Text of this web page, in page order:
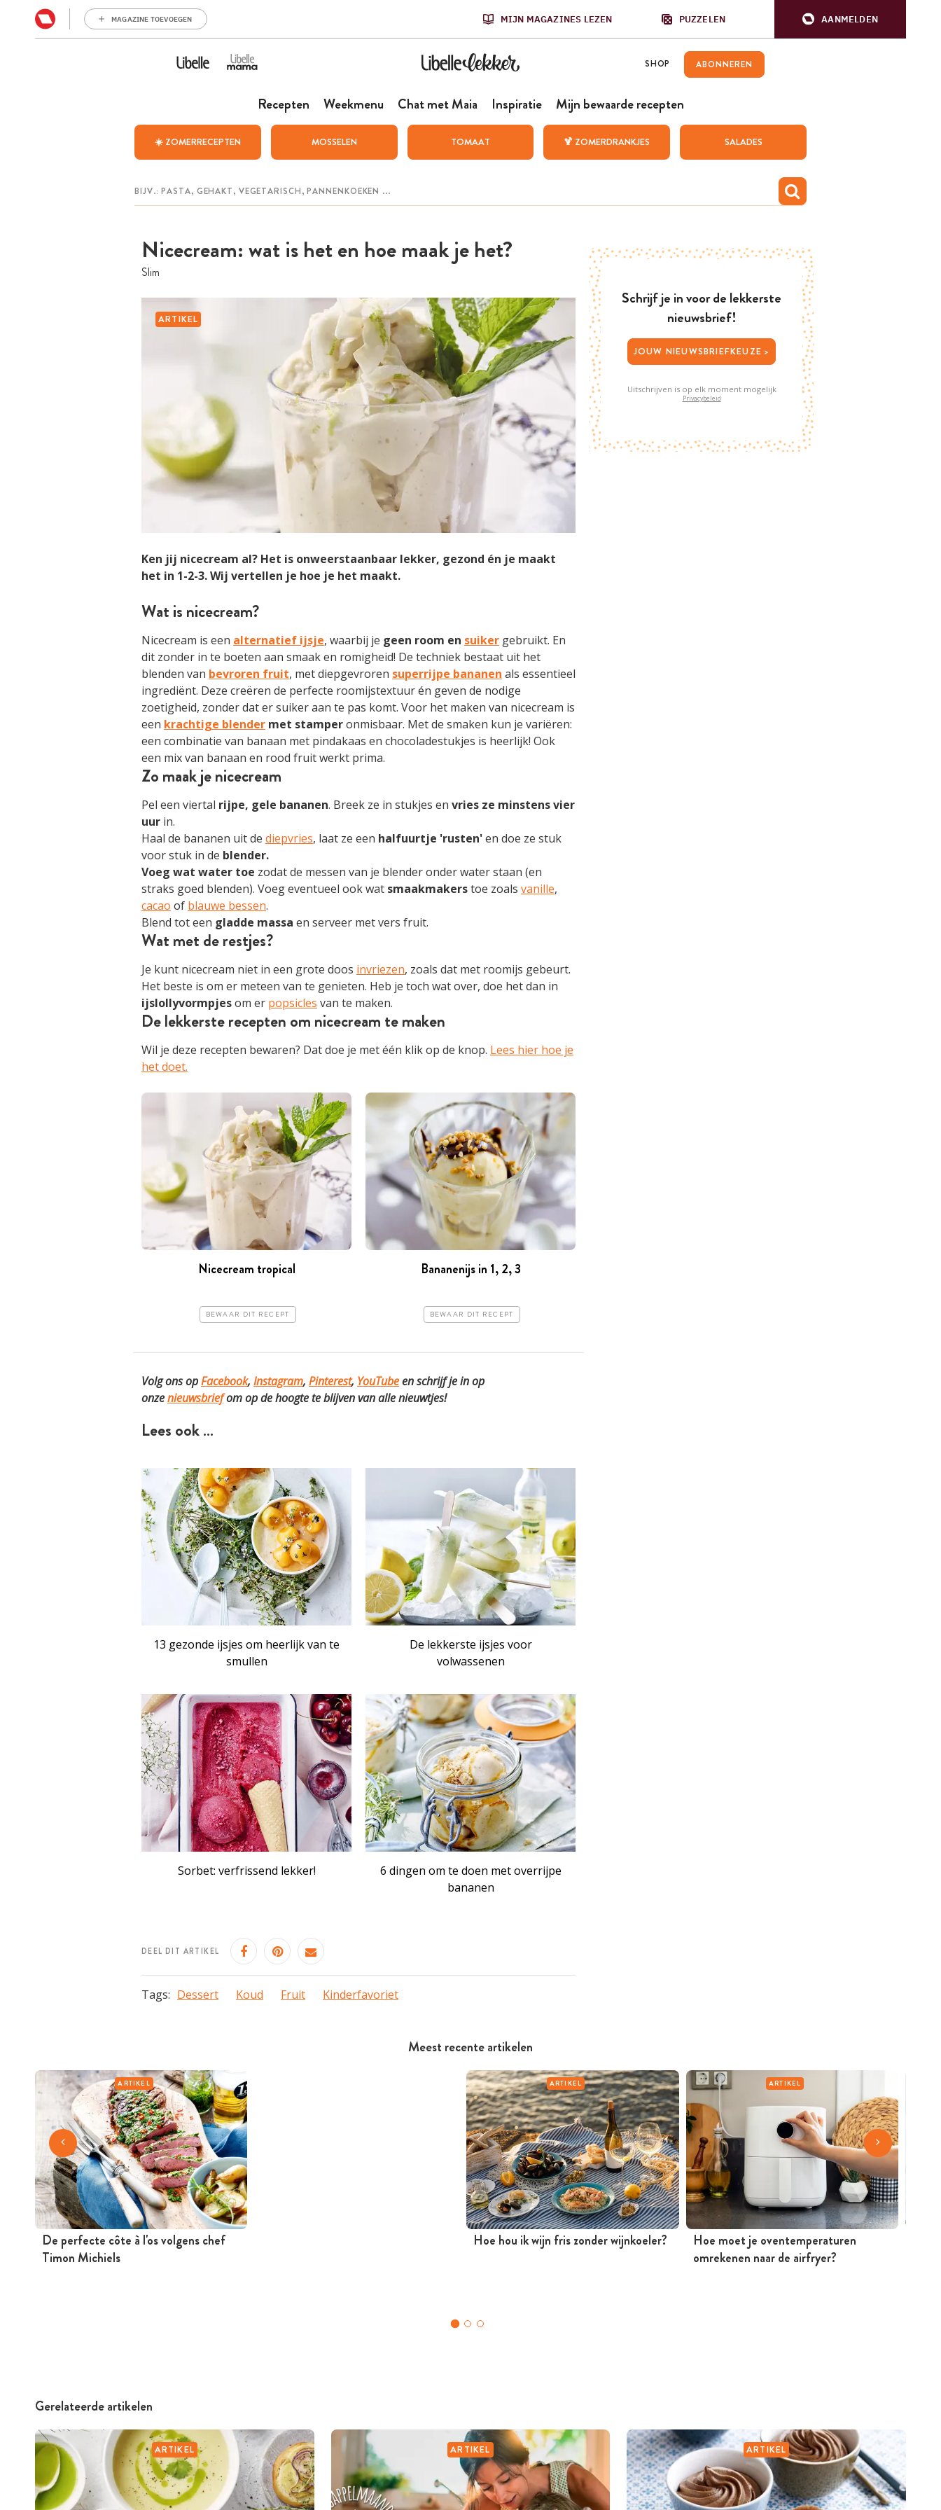
MAGAZINE TOEVOEGEN MIJN MAGAZINES LEZEN PUZZELEN AANMELDEN
SHOP ABONNEREN
Recepten Weekmenu Chat met Maia Inspiratie Mijn bewaarde recepten
☀️ ZOMERRECEPTEN MOSSELEN TOMAAT 🍹 ZOMERDRANKJES SALADES
Meest recente artikelen
ARTIKEL
De perfecte côte à l'os volgens chef
Timon Michiels
ARTIKEL
Hoe hou ik wijn fris zonder wijnkoeler?
ARTIKEL
Hoe moet je oventemperaturen
omrekenen naar de airfryer?
Nicecream: wat is het en hoe maak je het?
Slim
ARTIKEL
Ken jij nicecream al? Het is onweerstaanbaar lekker, gezond én je maakt
het in 1-2-3. Wij vertellen je hoe je het maakt.
Wat is nicecream?
Nicecream is een alternatief ijsje, waarbij je geen room en suiker gebruikt. En
dit zonder in te boeten aan smaak en romigheid! De techniek bestaat uit het
blenden van bevroren fruit, met diepgevroren superrijpe bananen als essentieel
ingrediënt. Deze creëren de perfecte roomijstextuur én geven de nodige
zoetigheid, zonder dat er suiker aan te pas komt. Voor het maken van nicecream is
een krachtige blender met stamperonmisbaar. Met de smaken kun je variëren:
een combinatie van banaan met pindakaas en chocoladestukjes is heerlijk! Ook
een mix van banaan en rood fruit werkt prima.
Zo maak je nicecream
Pel een viertal rijpe, gele bananen. Breek ze in stukjes en vries ze minstens vier
uur in.
Haal de bananen uit de diepvries, laat ze een halfuurtje 'rusten'en doe ze stuk
voor stuk in de blender.
Voeg wat water toe zodat de messen van je blender onder water staan (en
straks goed blenden). Voeg eventueel ook wat smaakmakerstoe zoals vanille,
cacao of blauwe bessen.
Blend tot een gladde massa en serveer met vers fruit.
Wat met de restjes?
Je kunt nicecream niet in een grote doos invriezen, zoals dat met roomijs gebeurt.
Het beste is om er meteen van te genieten. Heb je toch wat over, doe het dan in
ijslollyvormpjesom er popsicles van te maken.
De lekkerste recepten om nicecream te maken
Wil je deze recepten bewaren? Dat doe je met één klik op de knop. Lees hier hoe je
het doet.
Nicecream tropical
BEWAAR DIT RECEPT
Bananenijs in 1, 2, 3
BEWAAR DIT RECEPT
Volg ons opFacebook, Instagram, Pinterest, YouTubeen schrijf je in op
onzenieuwsbriefom op de hoogte te blijven van alle nieuwtjes!
Lees ook …
13 gezonde ijsjes om heerlijk van te
smullen
De lekkerste ijsjes voor
volwassenen
Sorbet: verfrissend lekker!
6 dingen om te doen met overrijpe
bananen
DEEL DIT ARTIKEL
Tags: Dessert Koud Fruit Kinderfavoriet
Schrijf je in voor de lekkerste
nieuwsbrief!
JOUW NIEUWSBRIEFKEUZE >
Uitschrijven is op elk moment mogelijk
Privacybeleid
Gerelateerde artikelen
ARTIKEL ARTIKEL ARTIKEL